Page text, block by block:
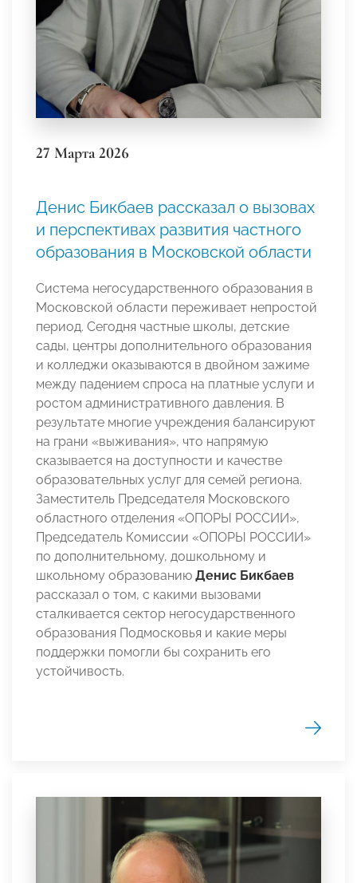
27 Марта 2026
Денис Бикбаев рассказал о вызовах
и перспективах развития частного
образования в Московской области
Система негосударственного образования в
Московской области переживает непростой
период. Сегодня частные школы, детские
сады, центры дополнительного образования
и колледжи оказываются в двойном зажиме
между падением спроса на платные услуги и
ростом административного давления. В
результате многие учреждения балансируют
на грани «выживания», что напрямую
сказывается на доступности и качестве
образовательных услуг для семей региона.
Заместитель Председателя Московского
областного отделения «ОПОРЫ РОССИИ»,
Председатель Комиссии «ОПОРЫ РОССИИ»
по дополнительному, дошкольному и
школьному образованию Денис Бикбаев
рассказал о том, с какими вызовами
сталкивается сектор негосударственного
образования Подмосковья и какие меры
поддержки помогли бы сохранить его
устойчивость.